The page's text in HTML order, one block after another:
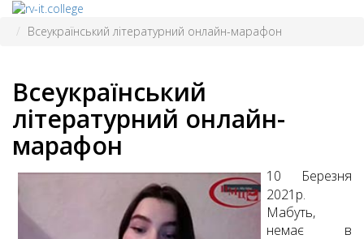
Всеукраїнський літературний онлайн-марафон
Всеукраїнський
літературний онлайн-
марафон
10 Березня
2021р.
Мабуть,
немає в